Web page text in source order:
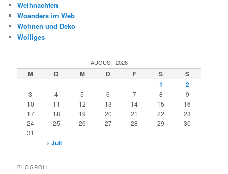
Weihnachten
Woanders im Web
Wohnen und Deko
Wolliges
AUGUST 2026
M D M D F S
S
1
2
3 4 5 6 7 8
9
10
11 12 13 14 15
16
17
18 19 20 21 22
23
24
25 26 27 28 29
30
31
« Juli
BLOGROLL